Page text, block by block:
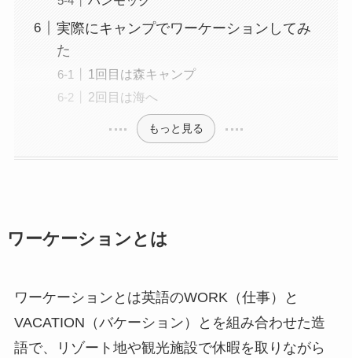
実際にキャンプでワーケーションしてみ
た
1回目は森キャンプ
2回目は海へ
もっと見る
ワーケーションとは
ワーケーションとは英語のWORK（仕事）
と
VACATION（バケーション）
とを組み合わせた造
語で、リゾート地や観光施設で休暇を取りながら